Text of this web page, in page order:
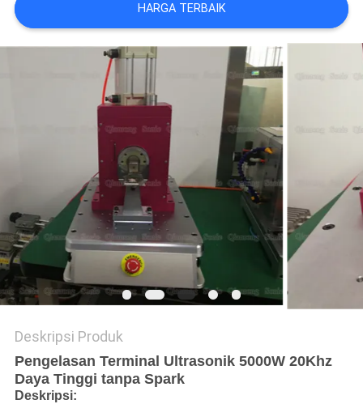
SITEMAP
KEBIJAKAN
HARGA TERBAIK
Deskripsi Produk
Pengelasan Terminal Ultrasonik 5000W 20Khz
Daya Tinggi tanpa Spark
Deskripsi: